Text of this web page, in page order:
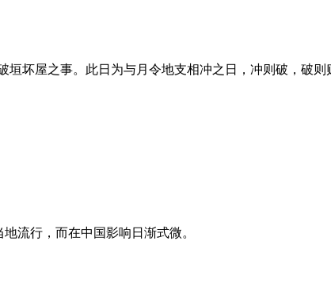
坏屋之事。此日为与月令地支相冲之日，冲则破，破
流行，而在中国影响日渐式微。